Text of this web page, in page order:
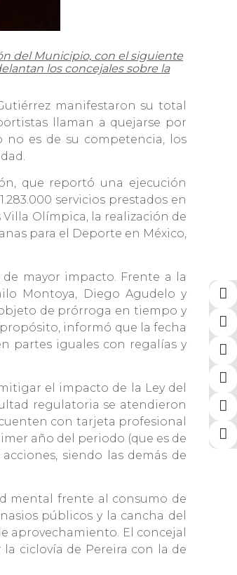
del Municipio, con el siguiente
los concejales sobre la
manifestaron su total
llaman a quejarse por
no es de su competencia, los
que reportó una ejecución
servicios prestados en
Olímpica, la realización de
para el Deporte en México,
mayor impacto. Frente a la
Montoya, Diego Agudelo y
de prórroga en tiempo y
informó que la fecha
partes iguales con regalías y
el impacto de la Ley del
regulatoria se atendieron
con tarjeta profesional
año del periodo (que es de
siendo las demás de
mental frente al consumo de
públicos y la cancha del
aprovechamiento. El concejal
ciclovía de Pereira con la de